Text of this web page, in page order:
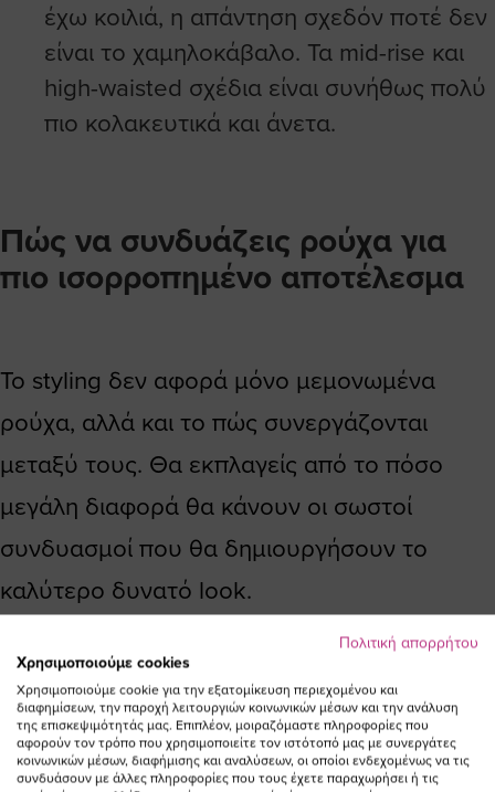
έχω κοιλιά, η απάντηση σχεδόν ποτέ δεν
είναι το χαμηλοκάβαλο. Τα mid-rise και
high-waisted σχέδια είναι συνήθως πολύ
πιο κολακευτικά και άνετα.
Πώς να συνδυάζεις ρούχα για
πιο ισορροπημένο αποτέλεσμα
Το styling δεν αφορά μόνο μεμονωμένα
ρούχα, αλλά και το πώς συνεργάζονται
μεταξύ τους. Θα εκπλαγείς από το πόσο
μεγάλη διαφορά θα κάνουν οι σωστοί
συνδυασμοί που θα δημιουργήσουν το
καλύτερο δυνατό look.
Διάβασε παρακάτω τι ακριβώς πρέπει να
προσέξεις σε αυτούς τους συνδυασμούς.
Πολιτική απορρήτου
Χρησιμοποιούμε cookies
Χρησιμοποιούμε cookie για την εξατομίκευση περιεχομένου και
διαφημίσεων, την παροχή λειτουργιών κοινωνικών μέσων και την ανάλυση
της επισκεψιμότητάς μας. Επιπλέον, μοιραζόμαστε πληροφορίες που
αφορούν τον τρόπο που χρησιμοποιείτε τον ιστότοπό μας με συνεργάτες
κοινωνικών μέσων, διαφήμισης και αναλύσεων, οι οποίοι ενδεχομένως να τις
συνδυάσουν με άλλες πληροφορίες που τους έχετε παραχωρήσει ή τις